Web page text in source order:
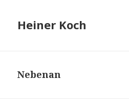
Heiner Koch
Nebenan